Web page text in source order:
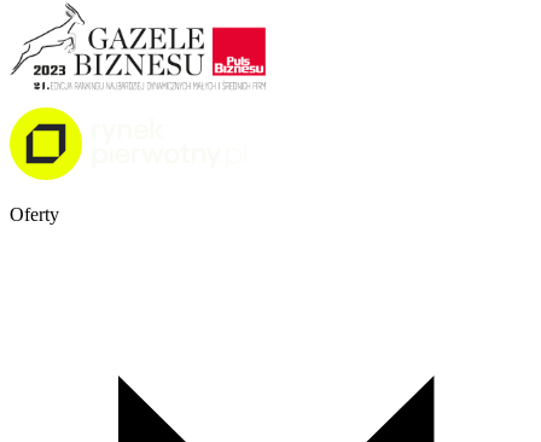
Oferty